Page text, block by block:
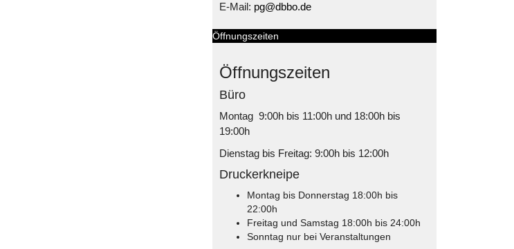
E-Mail: pg@dbbo.de
Öffnungszeiten
Öffnungszeiten
Büro
Montag 9:00h bis 11:00h und 18:00h bis
19:00h
Dienstag bis Freitag: 9:00h bis 12:00h
Druckerkneipe
Montag bis Donnerstag 18:00h bis
22:00h
Freitag und Samstag 18:00h bis 24:00h
Sonntag nur bei Veranstaltungen